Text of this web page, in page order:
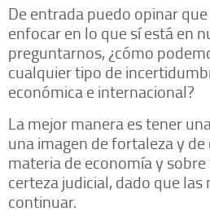
De entrada puedo opinar
enfocar en lo que sí está en
preguntarnos, ¿cómo
cualquier tipo de
económica e internacional?
La mejor manera es tener
una imagen de fortaleza y
materia de economía y
certeza judicial, dado que las
continuar.